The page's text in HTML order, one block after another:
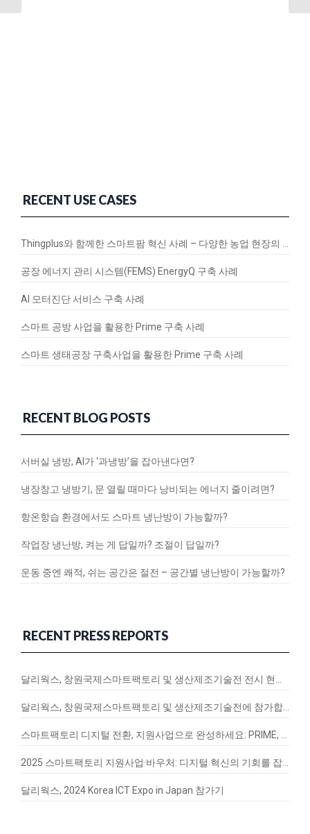
RECENT USE CASES
공장 에너지 관리 시스템(FEMS) EnergyQ 구축 사례
AI 모터진단 서비스 구축 사례
스마트 공방 사업을 활용한 Prime 구축 사례
스마트 생태공장 구축사업을 활용한 Prime 구축 사례
RECENT BLOG POSTS
서버실 냉방, AI가 ‘과냉방’을 잡아낸다면?
냉장창고 냉방기, 문 열릴 때마다 낭비되는 에너지 줄이려면?
항온항습 환경에서도 스마트 냉난방이 가능할까?
작업장 냉난방, 켜는 게 답일까? 조절이 답일까?
운동 중엔 쾌적, 쉬는 공간은 절전 – 공간별 냉난방이 가능할까?
RECENT PRESS REPORTS
달리웍스, 2024 Korea ICT Expo in Japan 참가기